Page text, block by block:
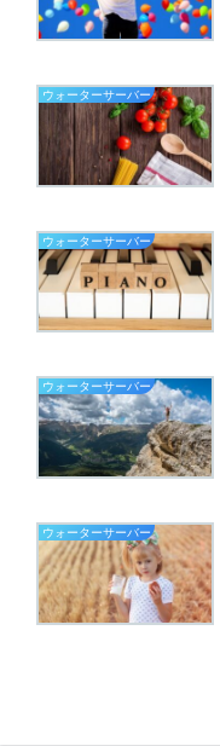
ウォーターサーバー
ウォーターサーバー
ウォーターサーバー
ウォーターサーバー